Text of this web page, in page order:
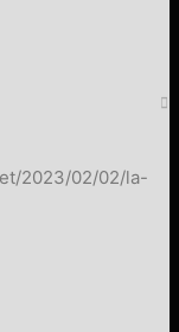
2023/02/02/la-